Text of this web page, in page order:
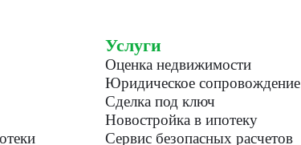
Услуги
Оценка недвижимости
Юридическое сопровождение
Сделка под ключ
Новостройка в ипотеку
Сервис безопасных расчетов